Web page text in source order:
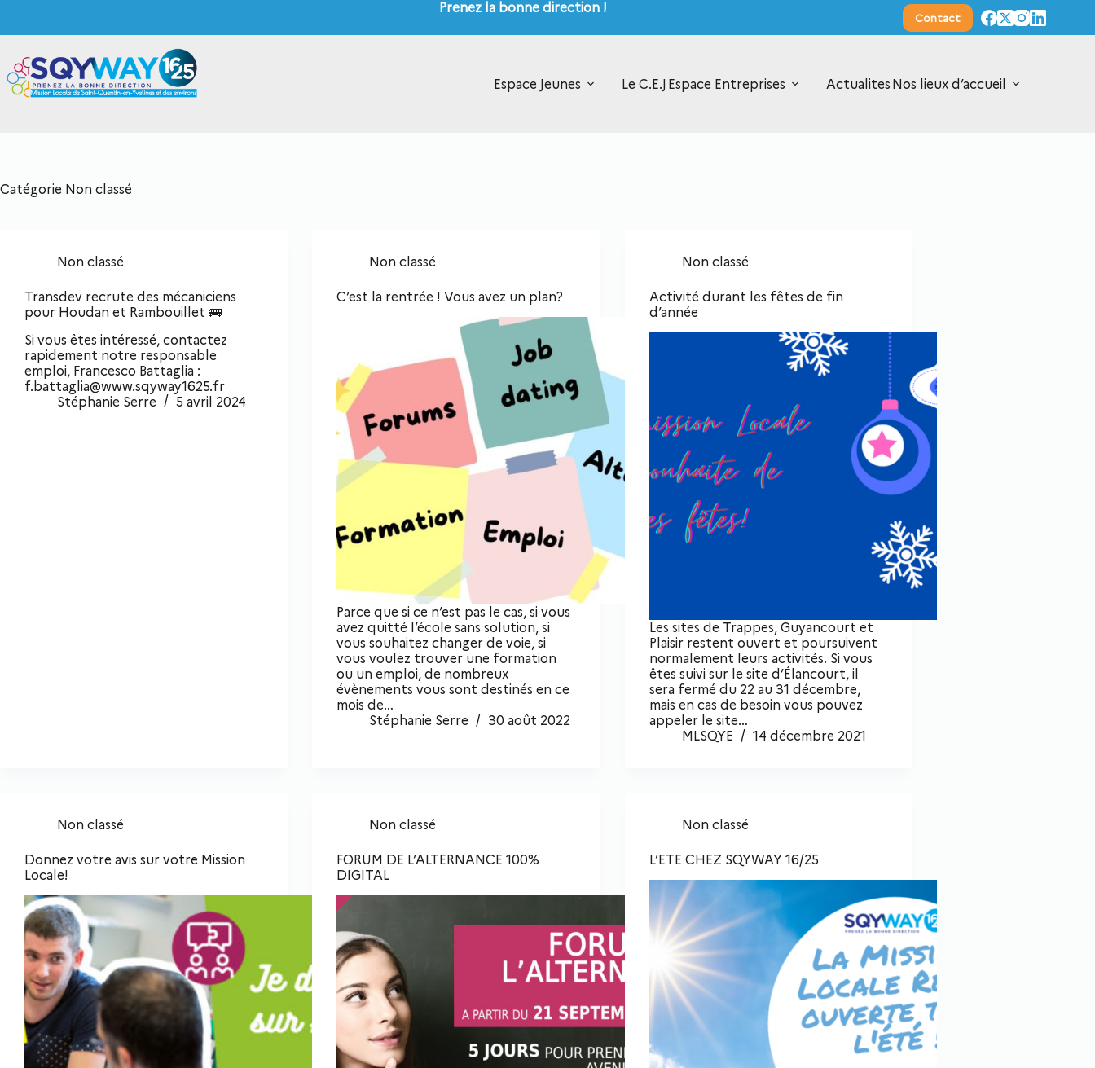
Prenez la bonne direction !
Contact
Espace Jeunes Le C.E.J Espace Entreprises Actualites Nos lieux d’accueil
Catégorie Non classé
Non classé
Transdev recrute des mécaniciens
pour Houdan et Rambouillet 🚌
Si vous êtes intéressé, contactez
rapidement notre responsable
emploi, Francesco Battaglia :
f.battaglia@www.sqyway1625.fr
Stéphanie Serre
5 avril 2024
Non classé
C’est la rentrée ! Vous avez un plan?
Parce que si ce n’est pas le cas, si vous
avez quitté l’école sans solution, si
vous souhaitez changer de voie, si
vous voulez trouver une formation
ou un emploi, de nombreux
évènements vous sont destinés en ce
mois de…
Stéphanie Serre
30 août 2022
Non classé
Activité durant les fêtes de fin
d’année
Les sites de Trappes, Guyancourt et
Plaisir restent ouvert et poursuivent
normalement leurs activités. Si vous
êtes suivi sur le site d’Élancourt, il
sera fermé du 22 au 31 décembre,
mais en cas de besoin vous pouvez
appeler le site…
MLSQYE
14 décembre 2021
Non classé
Donnez votre avis sur votre Mission
Locale!
Non classé
FORUM DE L’ALTERNANCE 100%
DIGITAL
Non classé
L’ETE CHEZ SQYWAY 16/25